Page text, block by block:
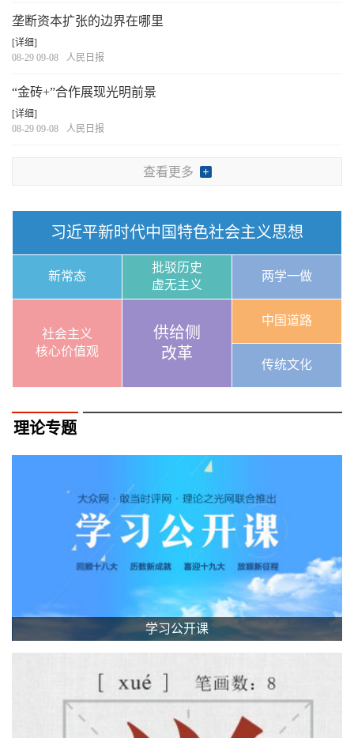
垄断资本扩张的边界在哪里
[详细]
08-29 09-08
人民日报
“金砖+”合作展现光明前景
[详细]
08-29 09-08
人民日报
查看更多
习近平新时代中国特色社会主义思想
新常态
批驳历史
虚无主义
两学一做
社会主义
核心价值观
供给侧
改革
中国道路
传统文化
理论专题
学习公开课